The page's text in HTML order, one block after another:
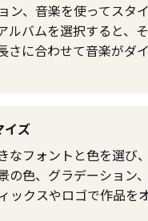
、音楽を使ってスタ
バムを選択すると、
さに合わせて音楽がダ
イズ
なフォントと色を選び
色、グラデーション
ックスやロゴで作品を